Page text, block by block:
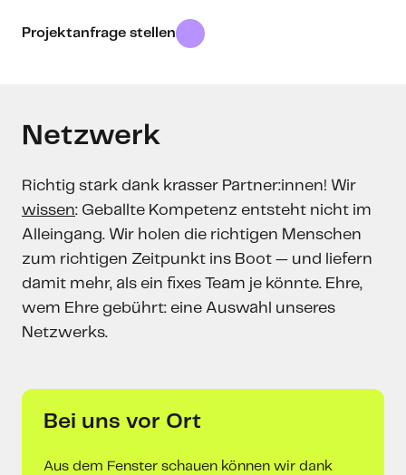
Projektanfrage stellen
Netzwerk
Richtig stark dank krasser Partner:innen! Wir
wissen: Geballte Kompetenz entsteht nicht im
Alleingang. Wir holen die richtigen Menschen
zum richtigen Zeitpunkt ins Boot — und liefern
damit mehr, als ein fixes Team je könnte. Ehre,
wem Ehre gebührt: eine Auswahl unseres
Netzwerks.
Bei uns vor Ort
Aus dem Fenster schauen können wir dank